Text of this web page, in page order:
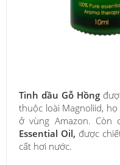
Tinh dầu Gỗ Hồng
thuộc loài Magnoliid,
ở vùng Amazon. Còn
Essential Oil, được
cất hơi nước.